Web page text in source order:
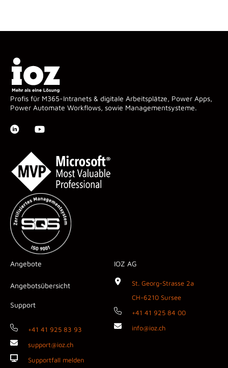
Profis für M365-Intranets & digitale Arbeitsplätze, Power Apps,
Power Automate Workflows, sowie Managementsysteme.
Angebote
Angebotsübersicht
Support
+41 41 925 83 93
support@ioz.ch
Supportfall melden
IOZ AG
St. Georg-Strasse 2a
CH-6210 Sursee
+41 41 925 84 00
info@ioz.ch